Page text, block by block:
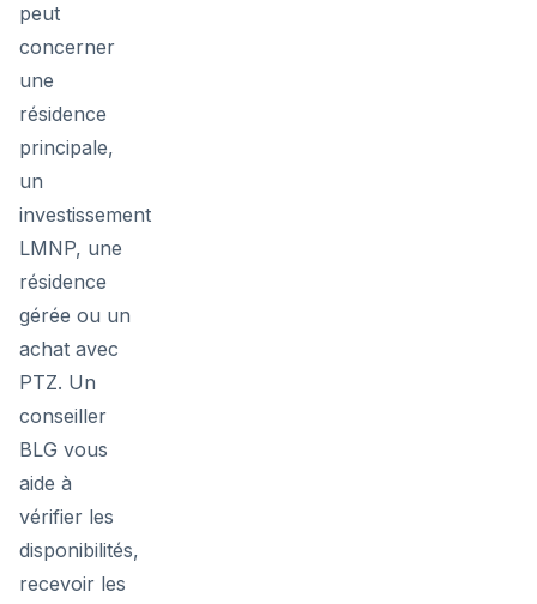
peut
concerner
une
résidence
principale,
un
investissement
LMNP, une
résidence
gérée ou un
achat avec
PTZ. Un
conseiller
BLG vous
aide à
vérifier les
disponibilités,
recevoir les